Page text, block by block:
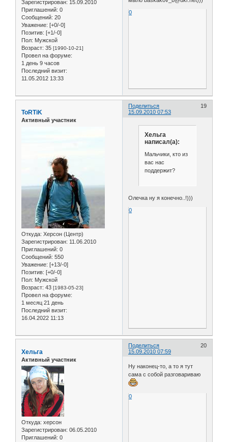
Зарегистрирован: 15.09.2010
Приглашений: 0
Сообщений: 20
Уважение: [+0/-0]
Позитив: [+1/-0]
Пол: Мужской
Возраст: 35 [1990-10-21]
Провел на форуме:
1 день 9 часов
Последний визит:
11.05.2012 13:33
0
Поделиться
19
15.09.2010 07:53
ToRTiK
Активный участник
Откуда: Херсон (Центр)
Зарегистрирован: 11.06.2010
Приглашений: 0
Сообщений: 550
Уважение: [+13/-0]
Позитив: [+0/-0]
Пол: Мужской
Возраст: 43 [1983-05-23]
Провел на форуме:
1 месяц 21 день
Последний визит:
16.04.2022 11:13
Хельга
написал(а):
Мальчики, кто из
вас нас
поддержит?
Олечка ну я конечно..!)))
0
Поделиться
20
15.09.2010 07:59
Хельга
Активный участник
Откуда: херсон
Зарегистрирован: 06.05.2010
Приглашений: 0
Ну наконец-то, а то я тут
сама с собой разговариваю
0